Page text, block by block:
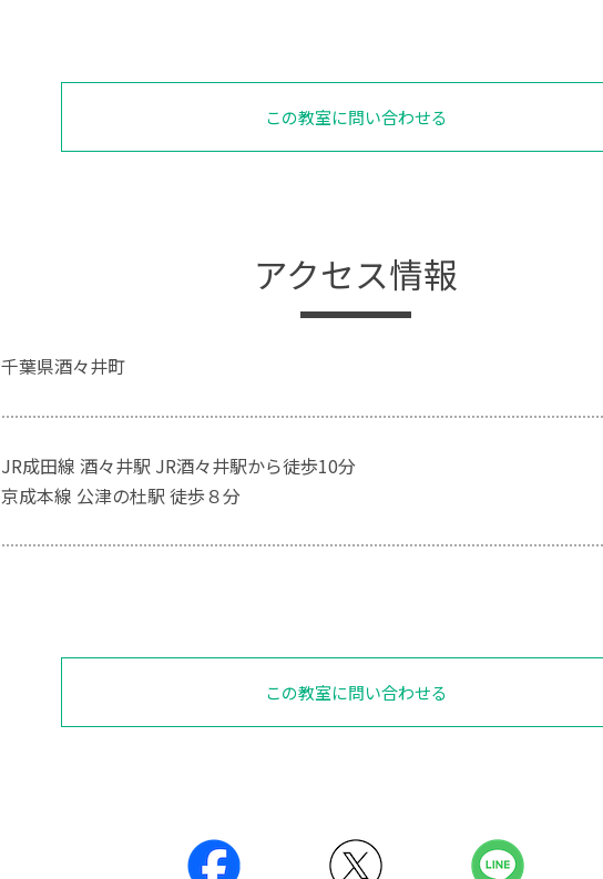
この教室に問い合わせる
アクセス情報
千葉県酒々井町
JR成田線 酒々井駅 JR酒々井駅から徒歩10分
京成本線 公津の杜駅 徒歩８分
この教室に問い合わせる